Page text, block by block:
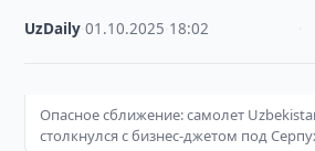
UzDaily ·01.10.2025 18:02
Опасное сближение: самолет
столкнулся с бизнес-джетом под